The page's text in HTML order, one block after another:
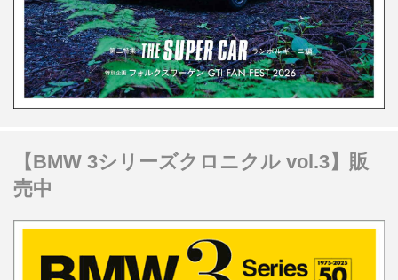
【BMW 3シリーズクロニクル vol.3】販
売中